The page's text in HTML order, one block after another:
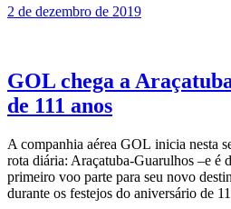
2 de dezembro de 2019
GOL chega a
de 111 anos
A companhia aérea GOL inicia nesta
rota diária: Araçatuba-Guarulhos –e é
primeiro voo parte para seu novo
durante os festejos do aniversário de